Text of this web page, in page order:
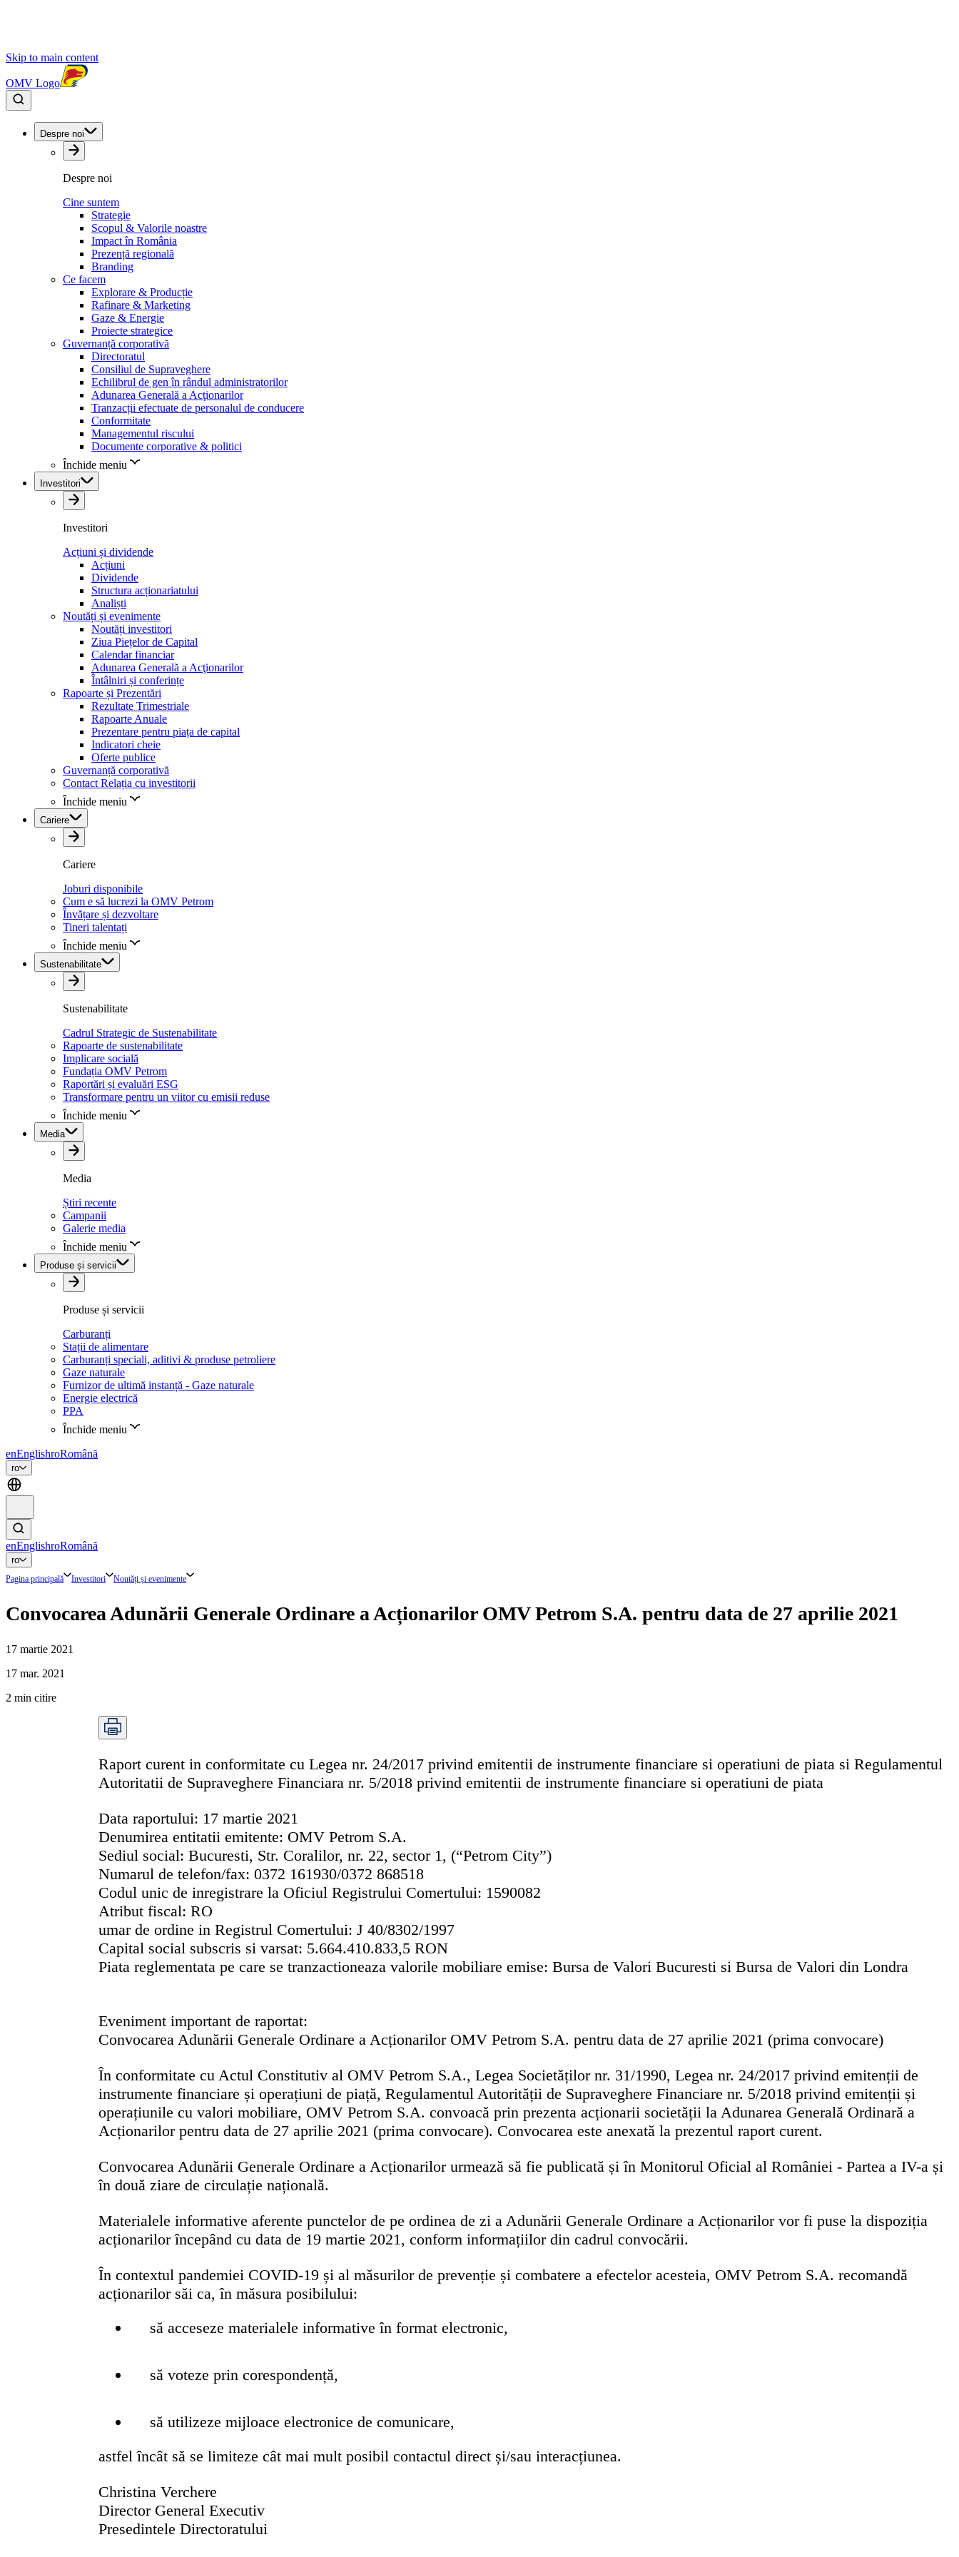
Skip to main content
OMV Logo
Despre noi
Despre noi
Cine suntem
Strategie
Scopul & Valorile noastre
Impact în România
Prezență regională
Branding
Ce facem
Explorare & Producție
Rafinare & Marketing
Gaze & Energie
Proiecte strategice
Guvernanță corporativă
Directoratul
Consiliul de Supraveghere
Echilibrul de gen în rândul administratorilor
Adunarea Generală a Acţionarilor
Tranzacții efectuate de personalul de conducere
Conformitate
Managementul riscului
Documente corporative & politici
Închide meniu
Investitori
Investitori
Acțiuni și dividende
Acțiuni
Dividende
Structura acționariatului
Analiști
Noutăți și evenimente
Noutăți investitori
Ziua Piețelor de Capital
Calendar financiar
Adunarea Generală a Acţionarilor
Întâlniri și conferințe
Rapoarte și Prezentări
Rezultate Trimestriale
Rapoarte Anuale
Prezentare pentru piața de capital
Indicatori cheie
Oferte publice
Guvernanță corporativă
Contact Relația cu investitorii
Închide meniu
Cariere
Cariere
Joburi disponibile
Cum e să lucrezi la OMV Petrom
Învățare și dezvoltare
Tineri talentați
Închide meniu
Sustenabilitate
Sustenabilitate
Cadrul Strategic de Sustenabilitate
Rapoarte de sustenabilitate
Implicare socială
Fundația OMV Petrom
Raportări și evaluări ESG
Transformare pentru un viitor cu emisii reduse
Închide meniu
Media
Media
Știri recente
Campanii
Galerie media
Închide meniu
Produse și servicii
Produse și servicii
Carburanți
Stații de alimentare
Carburanți speciali, aditivi & produse petroliere
Gaze naturale
Furnizor de ultimă instanță - Gaze naturale
Energie electrică
PPA
Închide meniu
enEnglishroRomână
ro
enEnglishroRomână
ro
Pagina principală Investitori Noutăți și evenimente
Convocarea Adunării Generale Ordinare a Acționarilor OMV Petrom S.A. pentru data de 27 aprilie 2021
17 martie 2021
17 mar. 2021
2 min citire
Raport curent in conformitate cu Legea nr. 24/2017 privind emitentii de instrumente financiare si operatiuni de piata si Regulamentul
Autoritatii de Supraveghere Financiara nr. 5/2018 privind emitentii de instrumente financiare si operatiuni de piata
Data raportului: 17 martie 2021
Denumirea entitatii emitente: OMV Petrom S.A.
Sediul social: Bucuresti, Str. Coralilor, nr. 22, sector 1, (“Petrom City”)
Numarul de telefon/fax: 0372 161930/0372 868518
Codul unic de inregistrare la Oficiul Registrului Comertului: 1590082
Atribut fiscal: RO
umar de ordine in Registrul Comertului: J 40/8302/1997
Capital social subscris si varsat: 5.664.410.833,5 RON
Piata reglementata pe care se tranzactioneaza valorile mobiliare emise: Bursa de Valori Bucuresti si Bursa de Valori din Londra
Eveniment important de raportat:
Convocarea Adunării Generale Ordinare a Acționarilor OMV Petrom S.A. pentru data de 27 aprilie 2021 (prima convocare)
În conformitate cu Actul Constitutiv al OMV Petrom S.A., Legea Societăților nr. 31/1990, Legea nr. 24/2017 privind emitenții de
instrumente financiare și operațiuni de piață, Regulamentul Autorității de Supraveghere Financiare nr. 5/2018 privind emitenții și
operațiunile cu valori mobiliare, OMV Petrom S.A. convoacă prin prezenta acționarii societății la Adunarea Generală Ordinară a
Acționarilorpentru data de 27 aprilie 2021 (prima convocare). Convocarea este anexată la prezentul raport curent.
Convocarea Adunării Generale Ordinare a Acționarilor urmează să fie publicată și în Monitorul Oficial al României - Partea a IV-a și
în două ziare de circulație națională.
Materialele informative aferente punctelor de pe ordinea de zi a Adunării Generale Ordinare a Acționarilor vor fi puse la dispoziția
acționarilor începând cu data de 19 martie 2021, conform informațiilor din cadrul convocării.
În contextul pandemiei COVID-19 și al măsurilor de prevenție și combatere a efectelor acesteia, OMV Petrom S.A. recomandă
acționarilor săi ca, în măsura posibilului:
să acceseze materialele informative în format electronic,
să voteze prin corespondență,
să utilizeze mijloace electronice de comunicare,
astfel încât să se limiteze cât mai mult posibil contactul direct și/sau interacțiunea.
Christina Verchere
Director General Executiv
Presedintele Directoratului